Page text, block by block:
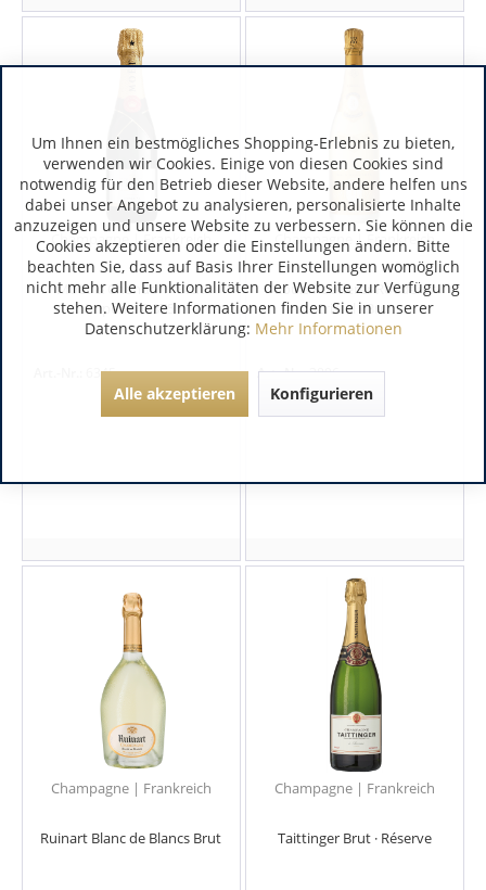
Champagne | Frankreich
Moët & Chandon · Brut
Impérial 0,375l
6345
Champagne | Frankreich
Louis Roederer Roederer
Cristal · Brut
Art.-Nr.:3896
Champagne | Frankreich
Ruinart Blanc de Blancs Brut
Champagne | Frankreich
Taittinger Brut · Réserve
Um Ihnen ein bestmögliches Shopping-Erlebnis zu bieten,
verwenden wir Cookies. Einige von diesen Cookies sind
notwendig für den Betrieb dieser Website, andere helfen uns
dabei unser Angebot zu analysieren, personalisierte Inhalte
anzuzeigen und unsere Website zu verbessern. Sie können die
Cookies akzeptieren oder die Einstellungen ändern. Bitte
beachten Sie, dass auf Basis Ihrer Einstellungen womöglich
nicht mehr alle Funktionalitäten der Website zur Verfügung
stehen. Weitere Informationen finden Sie in unserer
Datenschutzerklärung: Mehr Informationen
Alle akzeptieren Konfigurieren